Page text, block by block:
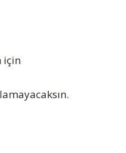
için